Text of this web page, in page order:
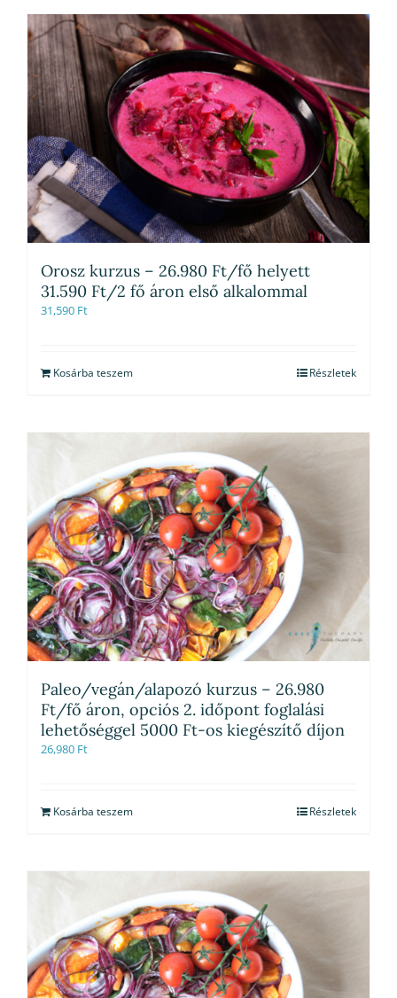
Orosz kurzus – 26.980 Ft/fő helyett
31.590 Ft/2 fő áron első alkalommal
31,590 Ft
Kosárba teszem Részletek
Paleo/vegán/alapozó kurzus – 26.980
Ft/fő áron, opciós 2. időpont foglalási
lehetőséggel 5000 Ft-os kiegészítő díjon
26,980 Ft
Kosárba teszem Részletek